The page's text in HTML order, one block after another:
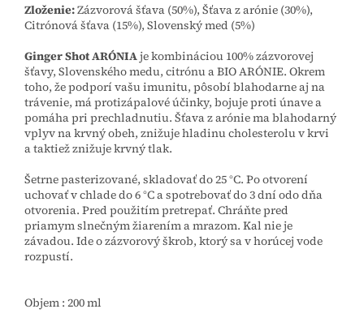
Zloženie:Zázvorová šťava (50%), Šťava z arónie (30%),
Citrónová šťava (15%), Slovenský med (5%)
Ginger ShotARÓNIAje kombináciou 100% zázvorovej
šťavy, Slovenského medu, citrónu a BIO ARÓNIE. Okrem
toho, že podporí vašu imunitu, pôsobí blahodarne aj na
trávenie, má protizápalové účinky, bojuje proti únave a
pomáha pri prechladnutiu. Šťava z arónie ma blahodarný
vplyv na krvný obeh, znižuje hladinu cholesterolu v krvi
a taktiež znižuje krvný tlak.
Šetrne pasterizované, skladovať do 25 °C. Po otvorení
uchovať v chlade do 6 °C a spotrebovať do 3 dní odo dňa
otvorenia. Pred použitím pretrepať. Chráňte pred
priamym slnečným žiarením a mrazom. Kal nie je
závadou. Ide o zázvorový škrob, ktorý sa v horúcej vode
rozpustí.
Objem : 200 ml